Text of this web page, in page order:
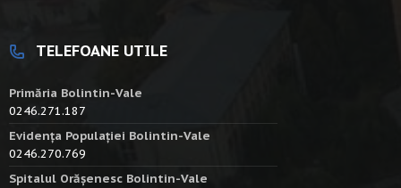
TELEFOANE UTILE
Primăria Bolintin-Vale
0246.271.187
Evidența Populației Bolintin-Vale
0246.270.769
Spitalul Orășenesc Bolintin-Vale